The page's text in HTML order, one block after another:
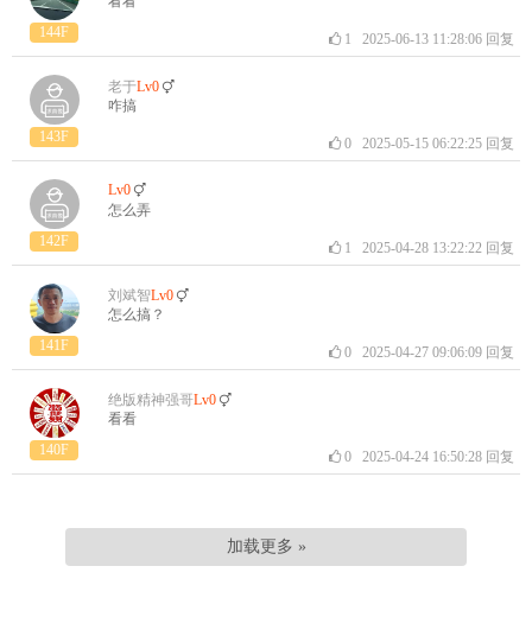
144F 1 2025-06-13 11:28:06 回复
143F
老于Lv0
咋搞
02025-05-15 06:22:25 回复
142F
Lv0
怎么弄
1 2025-04-28 13:22:22 回复
141F
刘斌智Lv0
怎么搞？
02025-04-27 09:06:09 回复
140F
绝版精神强哥Lv0
看看
02025-04-24 16:50:28 回复
加载更多 »